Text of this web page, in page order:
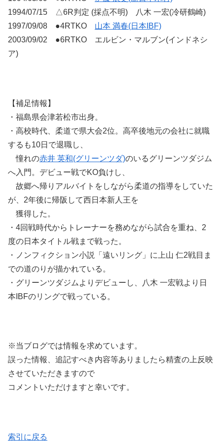
1994/07/15 △6R判定 (採点不明) 八木 一宏(冷研鶴崎)
1997/09/08 ●4RTKO 山本 満春(日本IBF)
2003/09/02 ●6RTKO エルビン・マルブン(インドネシ
ア)
【補足情報】
・福島県会津若松市出身。
・高校時代、柔道で県大会2位。高卒後地元の会社に就職
するも10日で退職し、
憧れの赤井 英和(グリーンツダ)のいるグリーンツダジム
へ入門。デビュー戦でKO負けし、
故郷へ帰りアルバイトをしながら柔道の指導をしていた
が、2年後に帰阪して西日本新人王を
獲得した。
・4回戦時代からトレーナーを務めながら試合を重ね、2
度の日本タイトル戦まで戦った。
・ノンフィクション小説「遠いリング」に上山 仁2戦目ま
での道のりが描かれている。
・グリーンツダジムよりデビューし、八木 一宏戦より日
本IBFのリングで戦っている。
※当ブログでは情報を求めています。
誤った情報、追記すべき内容等ありましたら精査の上反映
させていただきますので
コメントいただけますと幸いです。
索引に戻る